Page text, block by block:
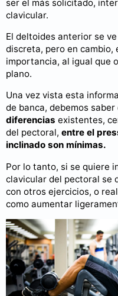
ser el más solicitado,
clavicular.
El deltoides anterior se
discreta, pero en
importancia, al igual que
plano.
Una vez vista esta
de banca, debemos
diferencias existentes,
del pectoral, entre el
inclinado son mínimas.
Por lo tanto, si se quiere
clavicular del pectoral se
con otros ejercicios, o
como aumentar